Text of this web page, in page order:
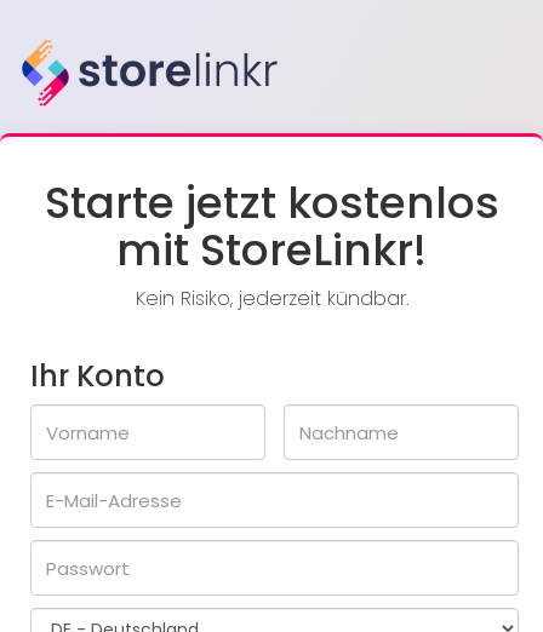
Starte jetzt kostenlos
mit StoreLinkr!
Kein Risiko, jederzeit kündbar.
Ihr Konto